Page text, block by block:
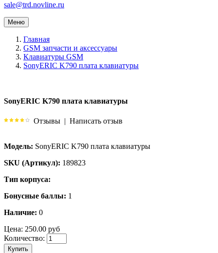
sale@trd.novline.ru
Меню
Главная
GSM запчасти и аксессуары
Клавиатуры GSM
SonyERIC K790 плата клавиатуры
SonyERIC K790 плата клавиатуры
Отзывы | Написать отзыв
Модель: SonyERIC K790 плата клавиатуры
SKU (Артикул): 189823
Тип корпуса:
Бонусные баллы: 1
Наличие: 0
Цена: 250.00 руб
Количество:
Купить